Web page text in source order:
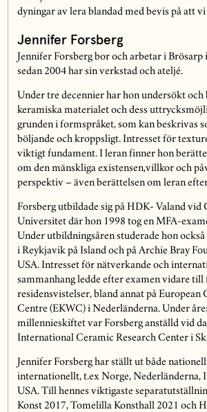
dyningar av lera blandad med bevis på att vi
Jennifer Forsberg
Jennifer Forsberg bor och arbetar i Brösarp
sedan 2004 har sin verkstad och ateljé.
Under tre decennier har hon undersökt och
keramiska materialet och dess
grunden i formspråket, som kan beskrivas
böljande och kroppsligt. Intresset för
viktigt fundament. I leran finner hon
om den mänskliga existensen,villkor och
perspektiv – även berättelsen om leran
Forsberg utbildade sig på HDK- Valand vid
Universitet där hon 1998 tog en MFA-
Under utbildningsåren studerade hon
i Reykjavik på Island och på Archie Bray
USA. Intresset för nätverkande och
sammanhang ledde efter examen vidare till
residensvistelser, bland annat på European
Centre (EKWC) i Nederländerna. Under
millennieskiftet var Forsberg anställd vid
International Ceramic Research Center i
Jennifer Forsberg har ställt ut både
internationellt, t.ex Norge, Nederländerna,
USA. Till hennes viktigaste
Konst 2017, Tomelilla Konsthall 2021 och